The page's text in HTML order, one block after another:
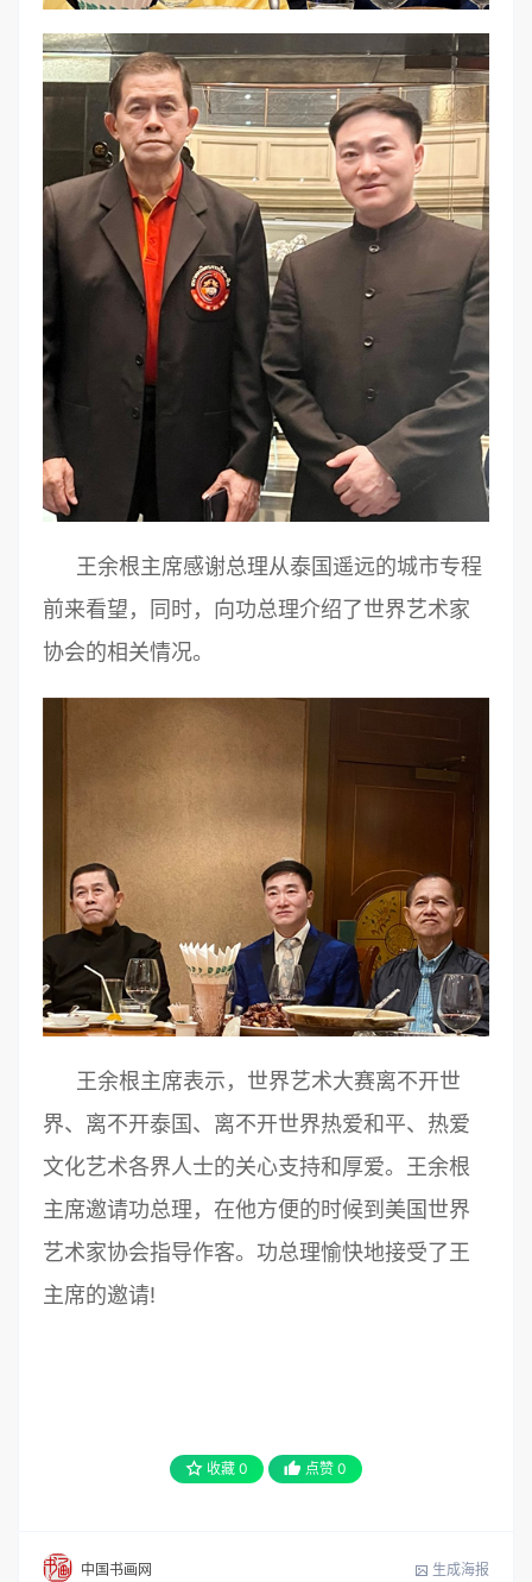
王余根主席感谢总理从泰国遥远的城市专程
前来看望，同时，向功总理介绍了世界艺术家
协会的相关情况。
王余根主席表示，世界艺术大赛离不开世
界、离不开泰国、离不开世界热爱和平、热爱
文化艺术各界人士的关心支持和厚爱。王余根
主席邀请功总理，在他方便的时候到美国世界
艺术家协会指导作客。功总理愉快地接受了王
主席的邀请!
收藏 0 点赞 0
中国书画网 生成海报